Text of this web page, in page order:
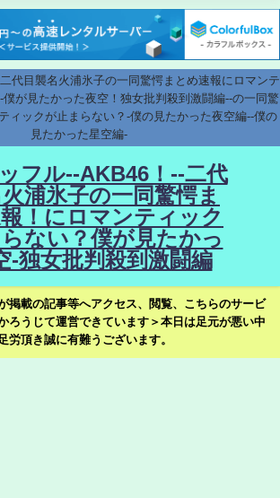
代目襲名火浦氷子の一同驚愕まとめ速報にロマンテ
僕が見たかった夜空！独女批判殺到激闘編--の一同驚
ィックが止まらない？-僕の見たかった夜空編--僕の
見たかった星空編-
フル--AKB46！--二代
火浦氷子の一同驚愕ま
！にロマンティック
ない？僕が見たかっ
-独女批判殺到激闘編
掲載の記事等へアクセス、閲覧、こちらのサービ
ろうじて運営できています＞本日は足元が悪い中
労頂き誠に有難うございます。